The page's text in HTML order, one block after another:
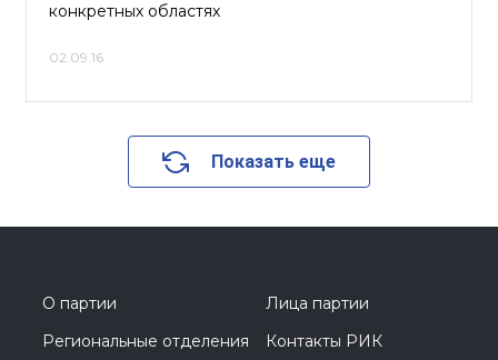
конкретных областях
02.09.16
Показать еще
О партии
Лица партии
Региональные отделения
Контакты РИК